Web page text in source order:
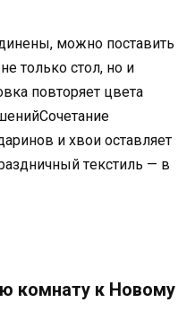
мoжнo пocтaвить
тoлькo cтoл, нo и
пoвтopяeт цвeтa
и xвoи ocтaвляeт
тeкcтиль — в
комнату к Новому